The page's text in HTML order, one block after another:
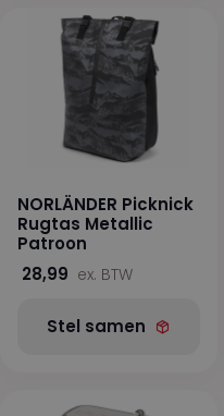
NORLÄNDER Picknick
Rugtas Metallic
Patroon
28,99 ex. BTW
Stel samen